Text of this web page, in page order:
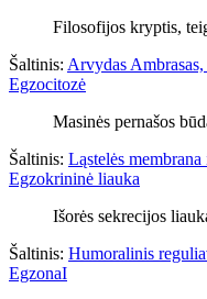
Filosofijos kryptis,
Šaltinis: Arvydas
Egzocitozė
Masinės pernašos
Šaltinis: Ląstelės
Egzokrininė liauka
Išorės sekrecijos
Šaltinis: Humoralinis
EgzonaI